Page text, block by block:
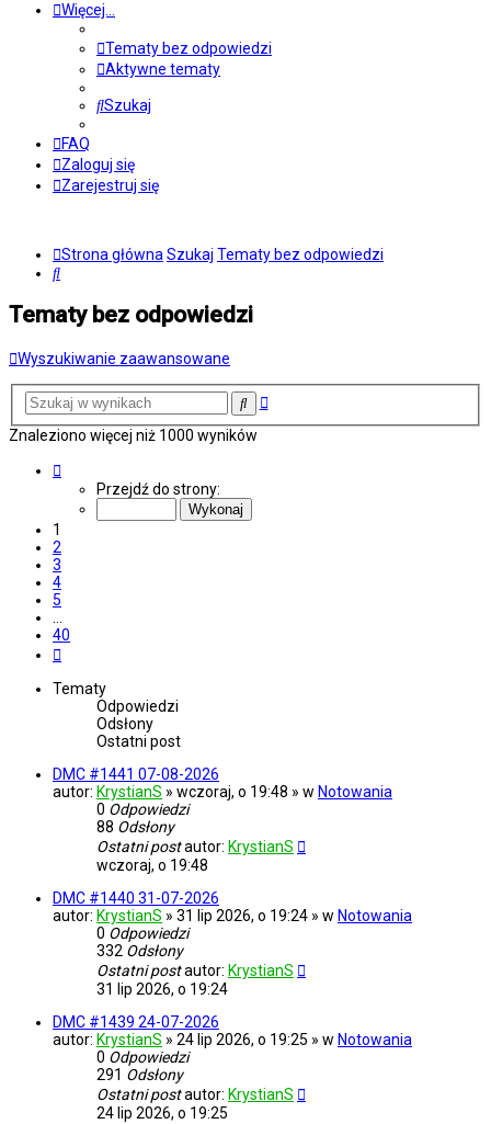
Więcej…
Tematy bez odpowiedzi
Aktywne tematy
Szukaj
FAQ
Zaloguj się
Zarejestruj się
Strona główna Szukaj Tematy bez odpowiedzi
Szukaj
Tematy bez odpowiedzi
Wyszukiwanie zaawansowane
SzukajWyszukiwanie
Znaleziono więcej niż 1000 wyników
Przejdź do strony:
1
2
3
4
5
…
40
Tematy
Odpowiedzi
Odsłony
Ostatni post
DMC #1441 07-08-2026
autor: KrystianS » wczoraj, o 19:48 » w Notowania
0 Odpowiedzi
88 Odsłony
Ostatni postautor: KrystianS
wczoraj, o 19:48
DMC #1440 31-07-2026
autor: KrystianS » 31 lip 2026, o 19:24 » w Notowania
0 Odpowiedzi
332 Odsłony
Ostatni postautor: KrystianS
31 lip 2026, o 19:24
DMC #1439 24-07-2026
autor: KrystianS » 24 lip 2026, o 19:25 » w Notowania
0 Odpowiedzi
291 Odsłony
Ostatni postautor: KrystianS
24 lip 2026, o 19:25